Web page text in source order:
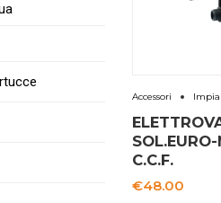
Accessori
SOL.EURO-
C.C.F.
€48.00